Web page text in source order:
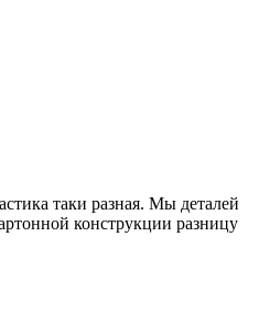
таки разная. Мы деталей
конструкции разницу